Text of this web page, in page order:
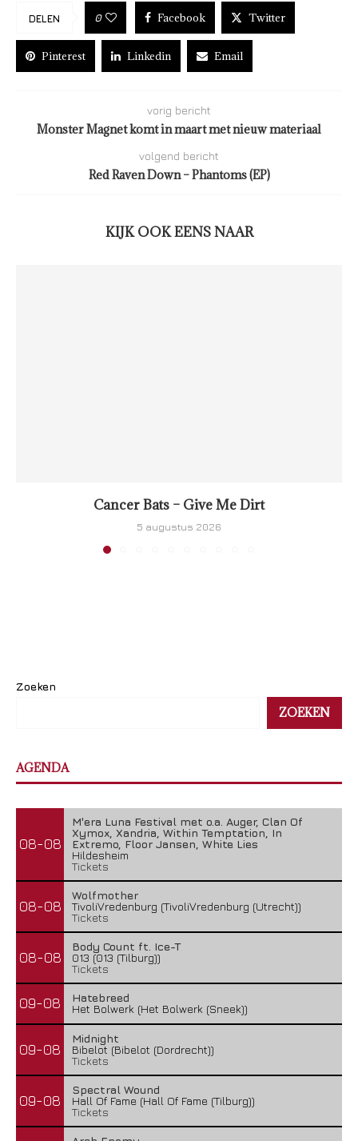
DELEN 0 Facebook Twitter
Pinterest Linkedin Email
vorig bericht
Monster Magnet komt in maart met nieuw materiaal
volgend bericht
Red Raven Down – Phantoms (EP)
KIJK OOK EENS NAAR
Cancer Bats – Give Me Dirt
5 augustus 2026
Zoeken
ZOEKEN
AGENDA
08-08
M'era Luna Festival met o.a. Auger, Clan Of
Xymox, Xandria, Within Temptation, In
Extremo, Floor Jansen, White Lies
Hildesheim
Tickets
08-08
Wolfmother
TivoliVredenburg (TivoliVredenburg (Utrecht))
Tickets
08-08
Body Count ft. Ice-T
013 (013 (Tilburg))
Tickets
09-08
Hatebreed
Het Bolwerk (Het Bolwerk (Sneek))
09-08
Midnight
Bibelot (Bibelot (Dordrecht))
Tickets
09-08
Spectral Wound
Hall Of Fame (Hall Of Fame (Tilburg))
Tickets